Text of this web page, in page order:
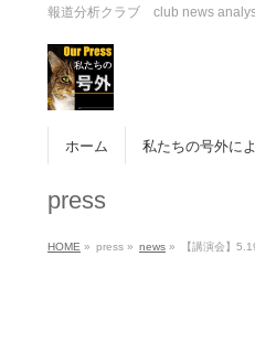
報道分析クラブ club news
ホーム 私たちの号外に
press
HOME » press » news » 【講演会】